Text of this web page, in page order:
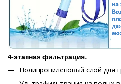
4-этапная фильтрация:
Полипропиленовый слой для